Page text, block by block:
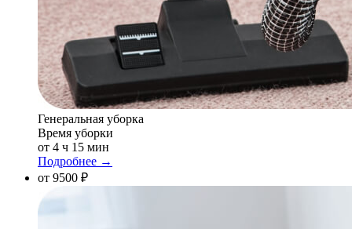
Генеральная уборка
Время уборки
от 4 ч 15 мин
Подробнее →
от 9500 ₽